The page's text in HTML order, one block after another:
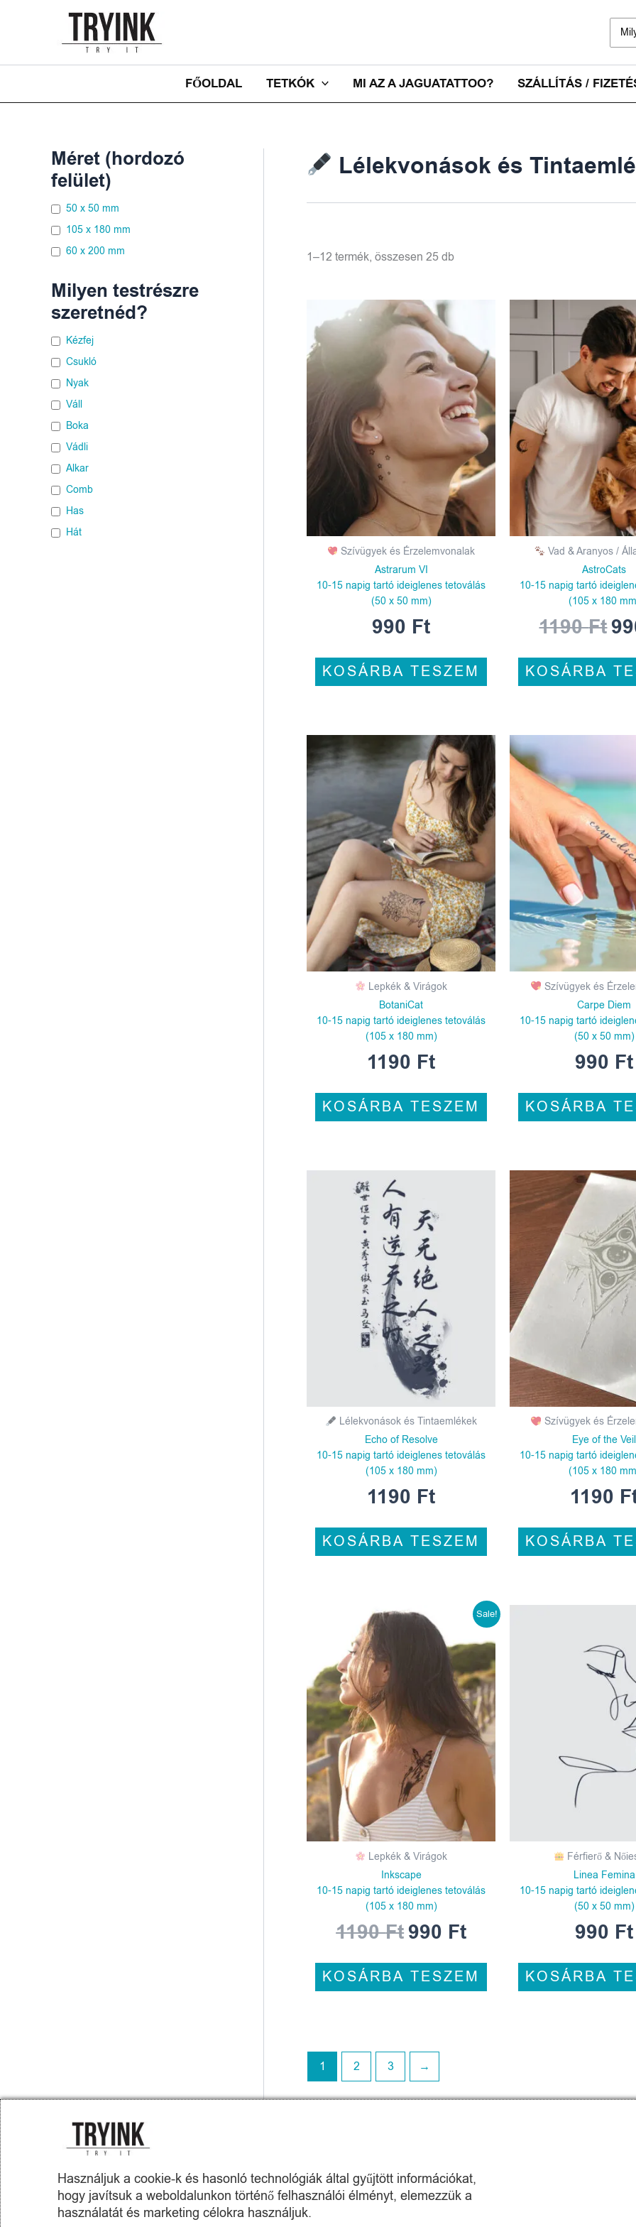
for:
FŐOLDAL TETKÓK MI AZ A JAGUATATTOO? SZÁLLÍTÁS /
Méret (hordozó
felület)
50 x 50 mm
105 x 180 mm
60 x 200 mm
Milyen testrészre
szeretnéd?
Kézfej
Csukló
Nyak
Váll
Boka
Vádli
Alkar
Comb
Has
Hát
Lélekvonások és
1–12 termék, összesen 25 db
Szívügyek és Érzelemvonalak
Astrarum VI
10-15 napig tartó ideiglenes tetoválás
(50 x 50 mm)
990 Ft
KOSÁRBA TESZEM
Vad & Aranyos /
AstroCats
10-15 napig tartó
(105 x 180
1190Ft
KOSÁRBA
Lepkék & Virágok
BotaniCat
10-15 napig tartó ideiglenes tetoválás
(105 x 180 mm)
1190 Ft
KOSÁRBA TESZEM
Szívügyek és
Carpe Diem
10-15 napig tartó
(50 x 50 mm)
990 Ft
KOSÁRBA
Lélekvonások és Tintaemlékek
Echo of Resolve
10-15 napig tartó ideiglenes tetoválás
(105 x 180 mm)
1190 Ft
KOSÁRBA TESZEM
Szívügyek és
Eye of the Veil
10-15 napig tartó
(105 x 180
1190
KOSÁRBA
Sale!
Lepkék & Virágok
Inkscape
10-15 napig tartó ideiglenes tetoválás
(105 x 180 mm)
1190Ft
Original
price
1190 Ft.
990 Ft
Current
price
is:
990 Ft.
KOSÁRBA TESZEM
Férfierő &
Linea Femina
10-15 napig tartó
(50 x 50 mm)
990 Ft
KOSÁRBA
1 2 3 →
Az oldalon található termékképek illusztrációk.
A képeket igyekeztünk úgy elkészíteni, hogy azok a lehető legnagyobb mértékben tükrözzék a
Használjuk a cookie-k és hasonló technológiák által gyűjtött információkat,
hogy javítsuk a weboldalunkon történő felhasználói élményt, elemezzük a
használatát és marketing célokra használjuk.